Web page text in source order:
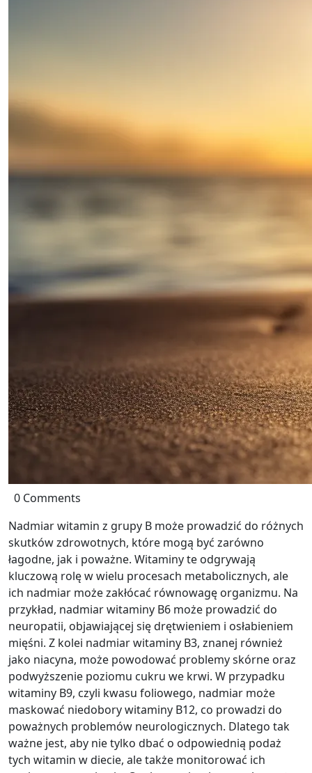
0 Comments
Nadmiar witamin z grupy B może prowadzić do różnych
skutków zdrowotnych, które mogą być zarówno
łagodne, jak i poważne. Witaminy te odgrywają
kluczową rolę w wielu procesach metabolicznych, ale
ich nadmiar może zakłócać równowagę organizmu. Na
przykład, nadmiar witaminy B6 może prowadzić do
neuropatii, objawiającej się drętwieniem i osłabieniem
mięśni. Z kolei nadmiar witaminy B3, znanej również
jako niacyna, może powodować problemy skórne oraz
podwyższenie poziomu cukru we krwi. W przypadku
witaminy B9, czyli kwasu foliowego, nadmiar może
maskować niedobory witaminy B12, co prowadzi do
poważnych problemów neurologicznych. Dlatego tak
ważne jest, aby nie tylko dbać o odpowiednią podaż
tych witamin w diecie, ale także monitorować ich